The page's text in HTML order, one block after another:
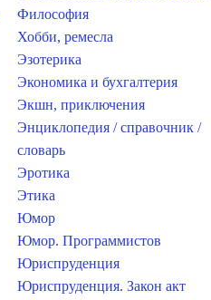
Философия
Хобби, ремесла
Эзотерика
Экономика и бухгалтерия
Экшн, приключения
Энциклопедия / справочник /
словарь
Эротика
Этика
Юмор
Юмор. Программистов
Юриспруденция
Юриспруденция. Закон акт